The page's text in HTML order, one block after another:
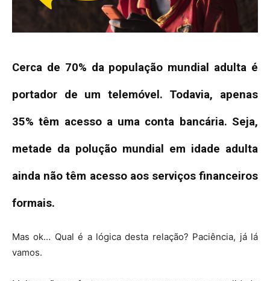
Cerca de 70% da população mundial adulta é
portador de um telemóvel. Todavia, apenas
35% têm acesso a uma conta bancária. Seja,
metade da polução mundial em idade adulta
ainda não têm acesso aos serviços financeiros
formais.
Mas ok… Qual é a lógica desta relação? Paciência, já lá
vamos.